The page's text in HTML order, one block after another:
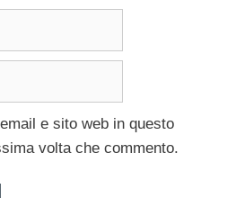
e sito web in questo
volta che commento.